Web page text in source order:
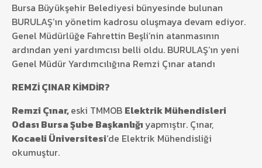
Bursa Büyükşehir Belediyesi bünyesinde bulunan
BURULAŞ’ın yönetim kadrosu oluşmaya devam ediyor.
Genel Müdürlüğe Fahrettin Beşli’nin atanmasının
ardından yeni yardımcısı belli oldu. BURULAŞ’ın yeni
Genel Müdür Yardımcılığına Remzi Çınar atandı
REMZİ ÇINAR KİMDİR?
Remzi Çınar,eski TMMOB Elektrik Mühendisleri
Odası Bursa Şube Başkanlığıyapmıştır. Çınar,
Kocaeli Üniversitesi‘de Elektrik Mühendisliği
okumuştur.